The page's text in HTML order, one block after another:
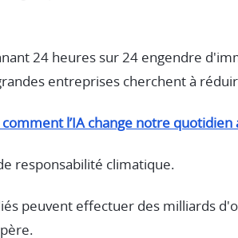
24 heures sur 24 engendre
entreprises cherchent à
l’IA change notre quotidien
responsabilité climatique.
peuvent effectuer des milliards